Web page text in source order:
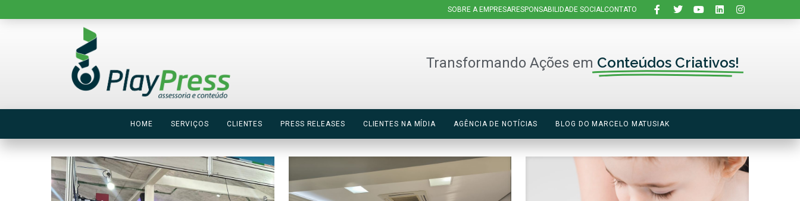
SOBRE A EMPRESARESPONSABILIDADE SOCIAL CONTATO
Transformando Ações em Conteúdos Criativos!
HOME SERVIÇOS CLIENTES PRESS RELEASES CLIENTES NA MÍDIA AGÊNCIA DE NOTÍCIAS BLOG DO MARCELO MATUSIAK